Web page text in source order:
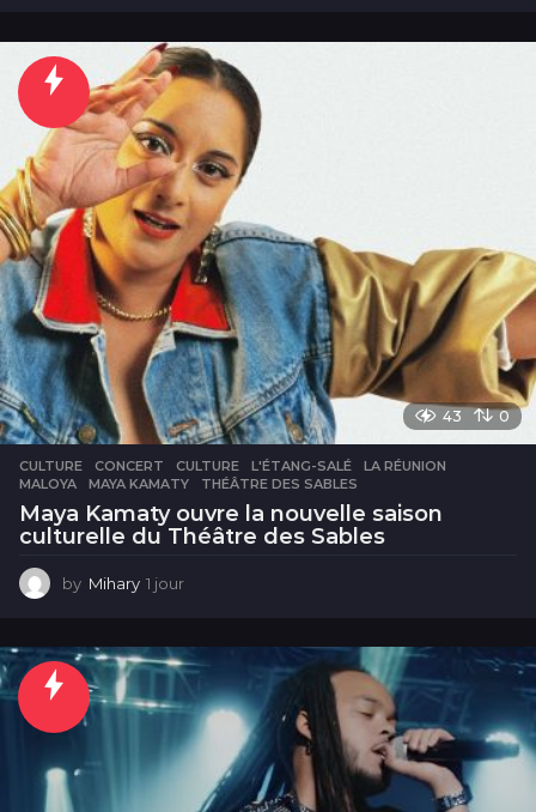
u
r
e
43 0
CULTURE CONCERT ,CULTURE ,L'ÉTANG-SALÉ ,LA RÉUNION
MALOYA
,MAYA KAMATY ,THÉÂTRE DES SABLES
Maya Kamaty ouvre la nouvelle saison
culturelle du Théâtre des Sables
by Mihary 1 jour
u
r